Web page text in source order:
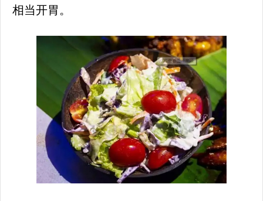
相当开胃。